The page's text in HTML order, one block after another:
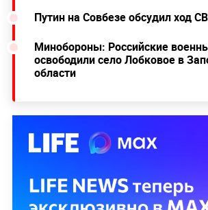
Путин на Совбезе обсудил ход
Минобороны: Российские
освободили село Лобковое в
области